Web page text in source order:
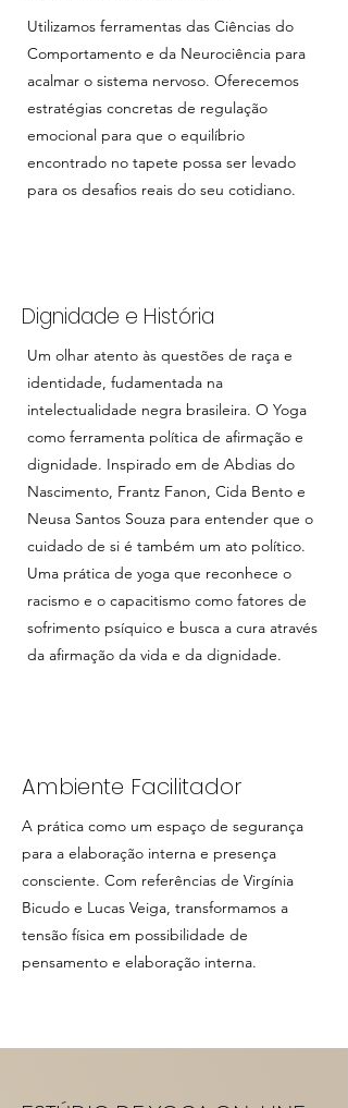
Utilizamos ferramentas das Ciências do
Comportamento e da Neurociência para
acalmar o sistema nervoso. Oferecemos
estratégias concretas de regulação
emocional para que o equilíbrio
encontrado no tapete possa ser levado
para os desafios reais do seu cotidiano.
Dignidade e História
Um olhar atento às questões de raça e
identidade, fudamentada na
intelectualidade negra brasileira. O Yoga
como ferramenta política de afirmação e
dignidade. Inspirado em de Abdias do
Nascimento, Frantz Fanon, Cida Bento e
Neusa Santos Souza para entender que o
cuidado de si é também um ato político.
Uma prática de yoga que reconhece o
racismo e o capacitismo como fatores de
sofrimento psíquico e busca a cura através
da afirmação da vida e da dignidade.
Ambiente Facilitador
A prática como um espaço de segurança
para a elaboração interna e presença
consciente. Com referências de Virgínia
Bicudo e Lucas Veiga, transformamos a
tensão física em possibilidade de
pensamento e elaboração interna.